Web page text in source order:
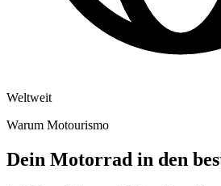
Weltweit
Warum Motourismo
Dein Motorrad in den